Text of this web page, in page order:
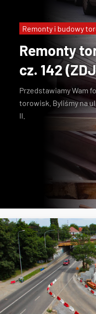
Remonty
cz. 142
Przedstawiamy Wam
torowisk. Byliśmy na
II.
Remonty i budowy
remonty torowisk
fotorelacja z remontów
św. Mikołaja
pl. Jana Pawła II